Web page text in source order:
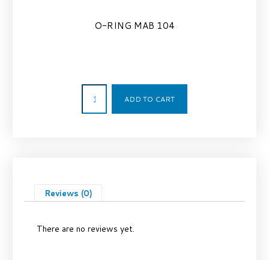
O-RING MAB 104
ADD TO CART
Reviews (0)
There are no reviews yet.